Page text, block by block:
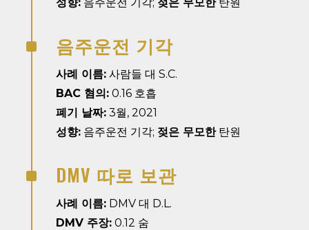
^ 음주운전 기각
사례 이름:사람들 대 S.C.
BAC 혐의:0.16 호흡
폐기 날짜:3월, 2021
성향:음주운전 기각; 젖은 무모한탄원
^ DMV 따로 보관
사례 이름:DMV 대 D.L.
DMV 주장:0.12 숨